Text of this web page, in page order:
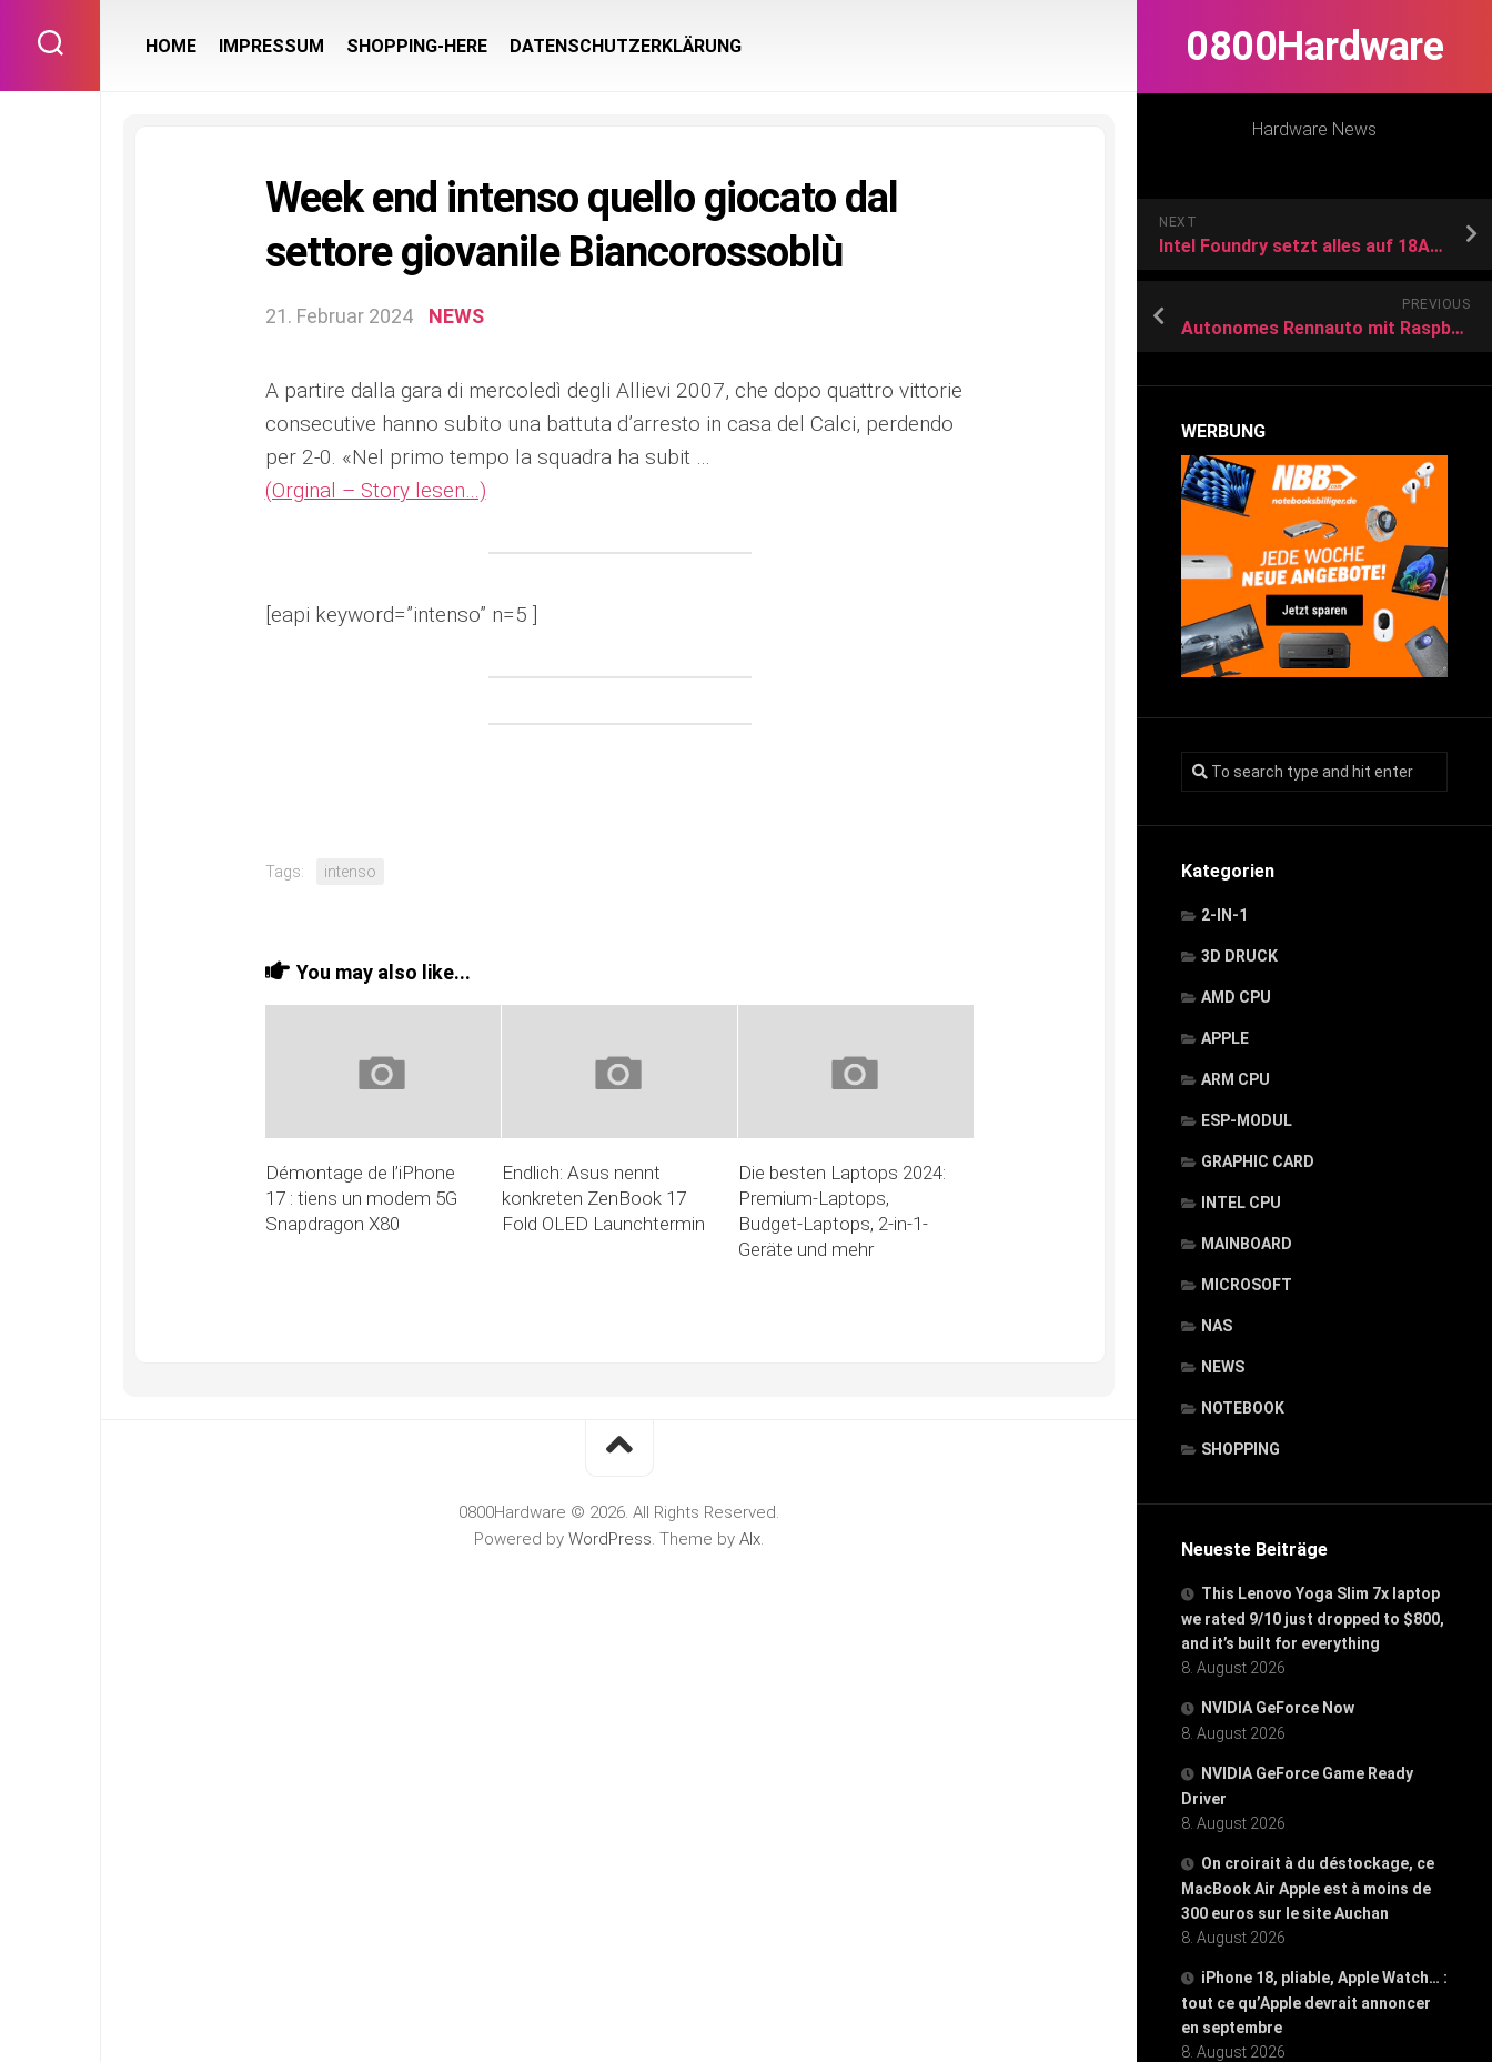
content
0800Hardware
Hardware News
NEXT
Intel Foundry setzt alles auf 18A-Prozess
PREVIOUS
Autonomes Rennauto mit Raspberry Pi am Steuer
WERBUNG
Kategorien
2-IN-1
3D DRUCK
AMD CPU
APPLE
ARM CPU
ESP-MODUL
GRAPHIC CARD
INTEL CPU
MAINBOARD
MICROSOFT
NAS
NEWS
NOTEBOOK
SHOPPING
Neueste Beiträge
This Lenovo Yoga Slim 7x laptop
we rated 9/10 just dropped to $800,
and it’s built for everything
8. August 2026
NVIDIA GeForce Now
8. August 2026
NVIDIA GeForce Game Ready
Driver
8. August 2026
On croirait à du déstockage, ce
MacBook Air Apple est à moins de
300 euros sur le site Auchan
8. August 2026
iPhone 18, pliable, Apple Watch… :
tout ce qu’Apple devrait annoncer
en septembre
8. August 2026
HOME IMPRESSUM SHOPPING-HERE DATENSCHUTZERKLÄRUNG
Week end intenso quello giocato dal
settore giovanile Biancorossoblù
21. Februar 2024 NEWS
A partire dalla gara di mercoledì degli Allievi 2007, che dopo quattro vittorie
consecutive hanno subito una battuta d’arresto in casa del Calci, perdendo
per 2-0. «Nel primo tempo la squadra ha subit …
(Orginal – Story lesen…)
[eapi keyword=”intenso” n=5 ]
Tags: intenso
You may also like...
Démontage de l’iPhone
17 : tiens un modem 5G
Snapdragon X80
Endlich: Asus nennt
konkreten ZenBook 17
Fold OLED Launchtermin
Die besten Laptops 2024:
Premium-Laptops,
Budget-Laptops, 2-in-1-
Geräte und mehr
0800Hardware © 2026. All Rights Reserved.
Powered by WordPress. Theme by Alx.